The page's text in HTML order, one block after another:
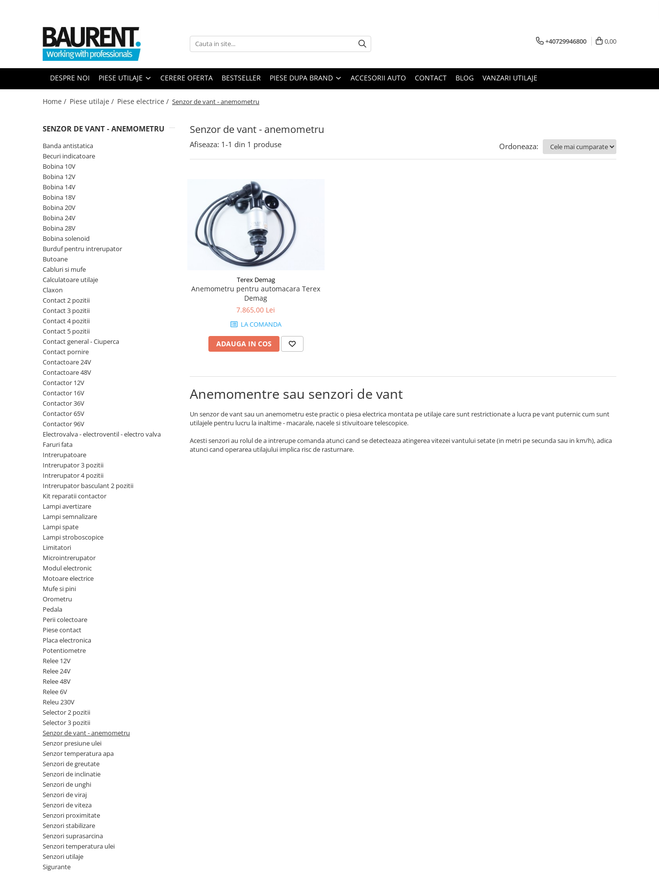
PIESE UTILAJE
Atasamente
Dinti cupa excavator
Furci stivuitor
Matura stivuitor
Plug deszapezire
Cupla rapida
Piese transmisie
Diverse piese transmisie
Piese ambreiaj
Angrenaje transmisie
Grupuri conice
Convertizoare
Cruce cardan
Disc frictiune
Roti teren accidentat
Roti non-marking
Piulite roata
Butuc roata
Roata transpaleta
Piese motor
Alternatoare
Electromotoare
Pompa combustibil
Pompa de apa
Radiator racire ulei hidraulic
Radiator apa
Bobina de pornire
Bobina de oprire
Bobina de acceleratie
Curea alternator - transmisie
Curea distributie
Esapament
Busoane - dopuri
Ventilatoare
Pompa de ulei
Turbosuflanta
Diverse piese motor
Furtune si conducte
Vibrochen - ax came - arbore cotit
Camasa piston
Segmenti motor
Cablu acceleratie
Senzori de presiune ulei
Vaporizatoare
Radiatoare AC
Piese frana
Discuri de frana
PIESE DUPA BRAND
Piese Upright
Piese Multimarca
Acumulatori US Battery
Baterii Trojan
Piese Komatsu
Piese motor Cummins
Piese motor Hatz
Piese Kubota
Piese motor Deutz
Piese Caterpillar
Piese Volvo
Piese motor Yanmar
Piese Snorkel
Piese John Deere
Piese Vapormatic
Piese utilaje Fendt
Piese Case IH
Piese Dana Spicer
Piese Skyjack
Piese Bobcat
Piese Hyster
Piese Parker
Piese Hyundai
Piese Terex
Piese Lombardini
Piese Linde
Piese Multitel
Piese Massey Ferguson
Piese Steyr
Piese Landini
Piese New Holland
Piese Takeuchi
Piese Kobelco
Piese Jungheinrich
Piese Claas
Piese Iveco
Piese Nifty Lift
Piese Grove
Piese motor Perkins
Piese Deutz Fahr
Piese Atlas Copco
Piese Hitachi
Piese Vermeer
Piese Socage
Piese Kaeser
Piese Wacker Neuson
Piese David Brown
Piese Mc Cormick
+40729946800 0,00
DESPRE NOI PIESE UTILAJE CERERE OFERTA BESTSELLER PIESE DUPA BRAND ACCESORII AUTO CONTACT BLOG VANZARI UTILAJE
Home / Piese utilaje / Piese electrice / Senzor de vant - anemometru
Senzor de vant - anemometru
SENZOR DE VANT - ANEMOMETRU
Banda antistatica
Becuri indicatoare
Bobina 10V
Bobina 12V
Bobina 14V
Bobina 18V
Bobina 20V
Bobina 24V
Bobina 28V
Bobina solenoid
Burduf pentru intrerupator
Butoane
Cabluri si mufe
Calculatoare utilaje
Claxon
Contact 2 pozitii
Contact 3 pozitii
Contact 4 pozitii
Contact 5 pozitii
Contact general - Ciuperca
Contact pornire
Contactoare 24V
Contactoare 48V
Contactor 12V
Contactor 16V
Contactor 36V
Contactor 65V
Contactor 96V
Electrovalva - electroventil - electro valva
Faruri fata
Intrerupatoare
Intrerupator 3 pozitii
Intrerupator 4 pozitii
Intrerupator basculant 2 pozitii
Kit reparatii contactor
Lampi avertizare
Lampi semnalizare
Lampi spate
Lampi stroboscopice
Limitatori
Microintrerupator
Modul electronic
Motoare electrice
Mufe si pini
Orometru
Pedala
Perii colectoare
Piese contact
Placa electronica
Potentiometre
Relee 12V
Relee 24V
Relee 48V
Relee 6V
Releu 230V
Selector 2 pozitii
Selector 3 pozitii
Senzor de vant - anemometru
Senzor presiune ulei
Senzor temperatura apa
Senzori de greutate
Senzori de inclinatie
Senzori de unghi
Senzori de viraj
Senzori de viteza
Senzori proximitate
Senzori stabilizare
Senzori suprasarcina
Senzori temperatura ulei
Senzori utilaje
Sigurante
Afiseaza: 1-1 din 1 produse Ordoneaza:
Terex Demag
Anemometru pentru automacara Terex
Demag
7.865,00 Lei
LA COMANDA
ADAUGA IN COS
Anemomentre sau senzori de vant
Un senzor de vant sau un anemometru este practic o piesa electrica montata pe utilaje care sunt restrictionate a lucra pe vant puternic cum sunt
utilajele pentru lucru la inaltime - macarale, nacele si stivuitoare telescopice.
Acesti senzori au rolul de a intrerupe comanda atunci cand se detecteaza atingerea vitezei vantului setate (in metri pe secunda sau in km/h), adica
atunci cand operarea utilajului implica risc de rasturnare.